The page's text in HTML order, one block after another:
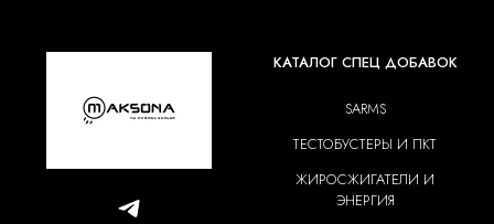
КАТАЛОГ СПЕЦ ДОБАВОК
SARMS
ТЕСТОБУСТЕРЫ И ПКТ
ЖИРОСЖИГАТЕЛИ И
ЭНЕРГИЯ